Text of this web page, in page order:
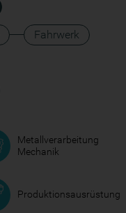
Fahrwerk
Metallverarbeitung
Mechanik
Produktionsausrüstung